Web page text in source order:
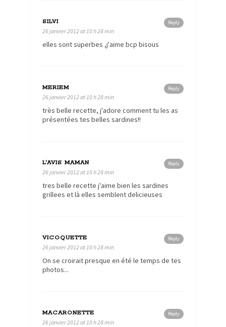
Reply
SILVI
26 janvier 2012 at 10 h 28 min
elles sont superbes ,j'aime bcp bisous
Reply
MERIEM
26 janvier 2012 at 10 h 28 min
très belle recette, j'adore comment tu les as
présentées tes belles sardines!!
Reply
L'AVIS MAMAN
26 janvier 2012 at 10 h 28 min
tres belle recette j'aime bien les sardines
grillees et là elles semblent delicieuses
Reply
VICOQUETTE
26 janvier 2012 at 10 h 28 min
On se croirait presque en été le temps de tes
photos...
Reply
MACARONETTE
26 janvier 2012 at 10 h 28 min